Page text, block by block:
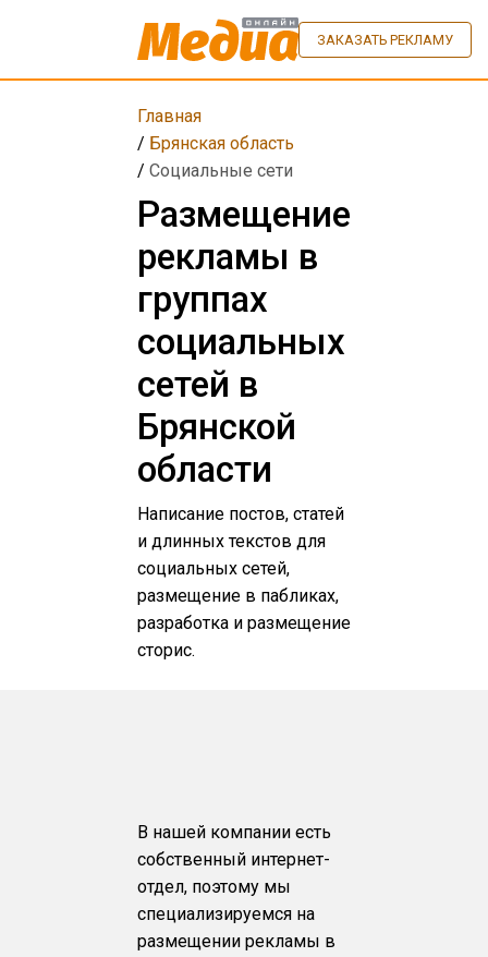
ЗАКАЗАТЬ РЕКЛАМУ
Главная
/ Брянская область
/Социальные сети
Размещение
рекламы в
группах
социальных
сетей в
Брянской
области
Написание постов, статей
и длинных текстов для
социальных сетей,
размещение в пабликах,
разработка и размещение
сторис.
В нашей компании есть
собственный интернет-
отдел, поэтому мы
специализируемся на
размещении рекламы в